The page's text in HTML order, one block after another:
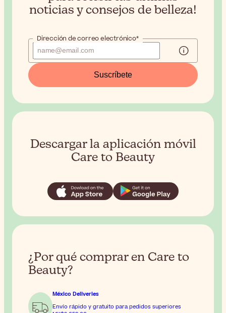
noticias y consejos de belleza!
Dirección de correo electrónico*
Suscríbete
Descargar la aplicación móvil
Care to Beauty
¿Por qué comprar en Care to
Beauty?
México Deliveries
Envío rápido y gratuito para pedidos superiores